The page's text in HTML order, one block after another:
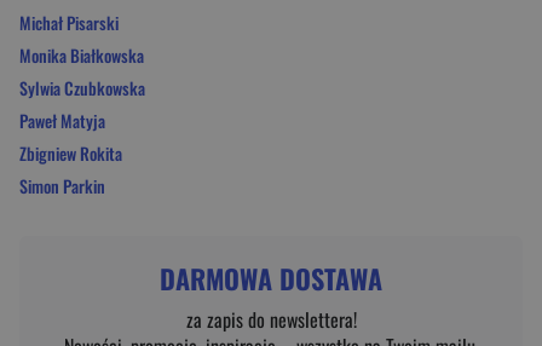
Michał Pisarski
Monika Białkowska
Sylwia Czubkowska
Paweł Matyja
Zbigniew Rokita
Simon Parkin
DARMOWA DOSTAWA
za zapis do newslettera!